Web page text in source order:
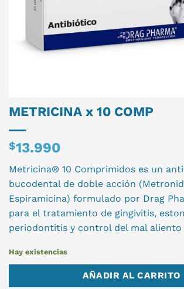
METRICINA x 10 COMP
$13.990
Metricina® 10 Comprimidos es un
bucodental de doble acción
Espiramicina) formulado por Drag
para el tratamiento de gingivitis,
periodontitis y control del mal aliento
Hay existencias
AÑADIR AL CARRITO